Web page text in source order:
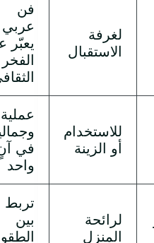
لغرفة
الاستقبال
فن
عربي
يعبّر
الفخر
للاستخدام
أو الزينة
عملية
في
واحد
لرائحة
المنزل
تربط
بين